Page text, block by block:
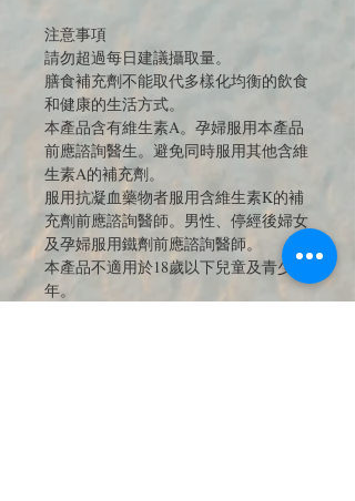
注意事項
請勿超過每日建議攝取量。
膳食補充劑不能取代多樣化均衡的飲食
和健康的生活方式。
本產品含有維生素A。孕婦服用本產品
前應諮詢醫生。避免同時服用其他含維
生素A的補充劑。
服用抗凝血藥物者服用含維生素K的補
充劑前應諮詢醫師。男性、停經後婦女
及孕婦服用鐵劑前應諮詢醫師。
本產品不適用於18歲以下兒童及青少
年。